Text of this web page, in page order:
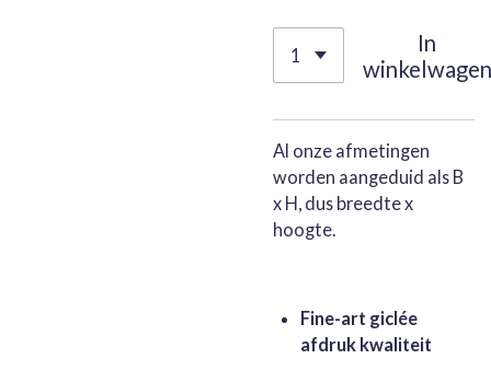
In
winkelwagen
Al onze afmetingen
worden aangeduid als B
x H, dus breedte x
hoogte.
Fine-art giclée
afdruk kwaliteit